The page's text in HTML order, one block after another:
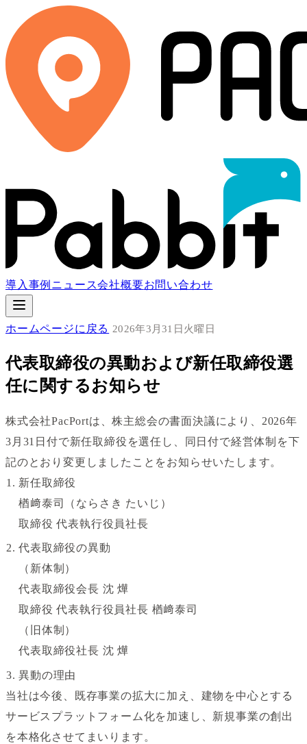
導入事例 ニュース会社概要お問い合わせ
ホームページに戻る 2026年3月31日火曜日
代表取締役の異動および新任取締役選
任に関するお知らせ
株式会社PacPortは、株主総会の書面決議により、2026年
3月31日付で新任取締役を選任し、同日付で経営体制を下
記のとおり変更しましたことをお知らせいたします。
新任取締役
楢﨑泰司（ならさき たいじ）
取締役 代表執行役員社長
代表取締役の異動
（新体制）
代表取締役会長 沈 燁
取締役 代表執行役員社長 楢﨑泰司
（旧体制）
代表取締役社長 沈 燁
異動の理由
当社は今後、既存事業の拡大に加え、建物を中心とする
サービスプラットフォーム化を加速し、新規事業の創出
を本格化させてまいります。